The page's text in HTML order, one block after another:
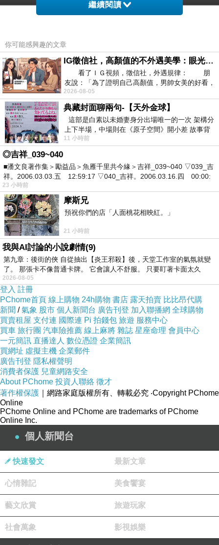
繼續閱讀
你可能感興趣的文章
IG徵信社，高顏值的不外遇美學：眼光太高也是一種防禦，為了證明我長得好看，我決定一輩子不外遇！
看了ＩＧ視頻，徵信社，外遇規律： 朋
友說：「為了證明自己高顏值，男帥女美的好看，
且眼光高，我決定一輩子不外遇。」
2026-08-05
典藏封面聊兩句-【天外金球】
這部是白素以未婚妻身分出場唯一的一次 架構分
上下半場，中場則在《原子空間》開小差 故事背
景影射西藏境外流亡 地下組織
11 小時前
◎吉祥_039~040
■潘文良著作集＞勵益品＞魚雁千里共今緣＞吉祥_039~040 ▽039_吉
祥。2006.03.03.五 12:59:17 ▽040_吉祥。2006.03.16.四 00:00:
23 小時前
摩斯兄
預祝你們的店「人面桃花相映紅。」
21 小時前
我與AI討論的小說劇情(9)
第九章：後街的俠 自從抽出【炎王邪殺】後，天堂工作室的氣氛就變
了。 那張卡不像普通卡牌。 它會讓人不舒服。 只要盯著卡面太久
2026-08-05
登入 註冊
PChome首頁 線上購物 24h購物 書店 露天拍賣 比比昂代購
新聞 /氣象 股市 個人新聞台 廣告刊登 加入聯播網 全球購物
買賣租屋 支付連 國際連 Pi 拍錢包 旅遊 服務中心
買車 旅行團 汽車險推薦 線上麻將 雜誌 星座命理 會員中心
一元簡訊 直播達人 數位憑證 企業簡訊
買網址 虛擬主機 企業郵件
廣告刊登 隱私權聲明
消費者保護 兒童網路安全
About PChome 投資人聯絡 徵才
著作權保護 ｜網路家庭版權所有、轉載必究 ‧Copyright PChome
Online
PChome Online and PChome are trademarks of PChome
Online Inc.
個人新聞台
快速發文 最新文章
心情雜記 美食饗宴
藝文欣賞 旅遊玩家
社會萬象 影視娛樂